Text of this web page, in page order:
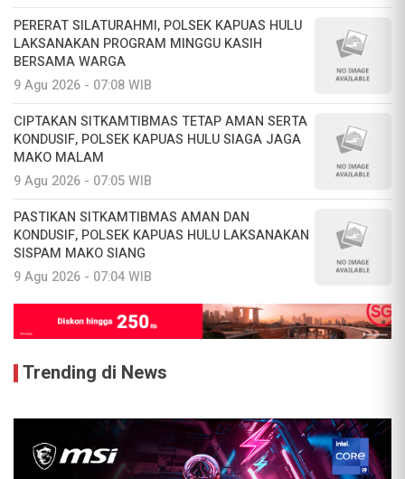
PERERAT SILATURAHMI, POLSEK KAPUAS HULU
LAKSANAKAN PROGRAM MINGGU KASIH
BERSAMA WARGA
9 Agu 2026 - 07:08 WIB
CIPTAKAN SITKAMTIBMAS TETAP AMAN SERTA
KONDUSIF, POLSEK KAPUAS HULU SIAGA JAGA
MAKO MALAM
9 Agu 2026 - 07:05 WIB
PASTIKAN SITKAMTIBMAS AMAN DAN
KONDUSIF, POLSEK KAPUAS HULU LAKSANAKAN
SISPAM MAKO SIANG
9 Agu 2026 - 07:04 WIB
Trending di News